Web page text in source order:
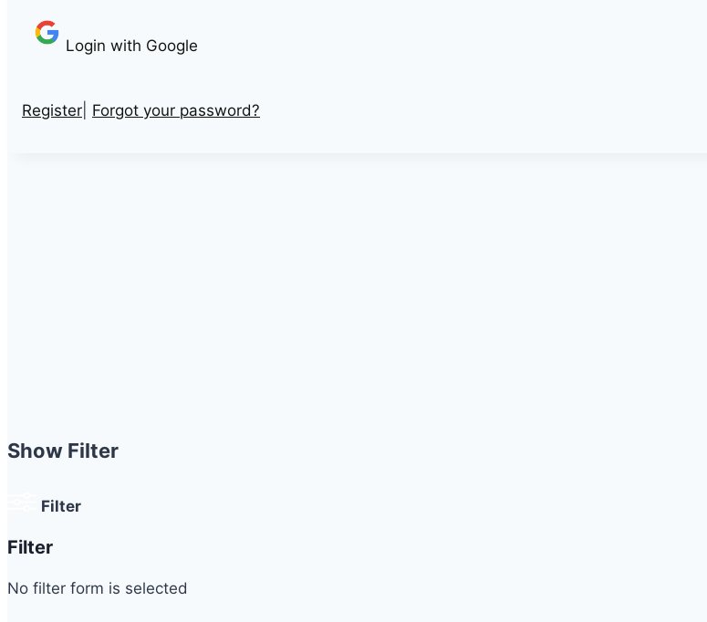
Login with Google
Register Forgot your password?
Show Filter
Filter
Filter
No filter form is selected